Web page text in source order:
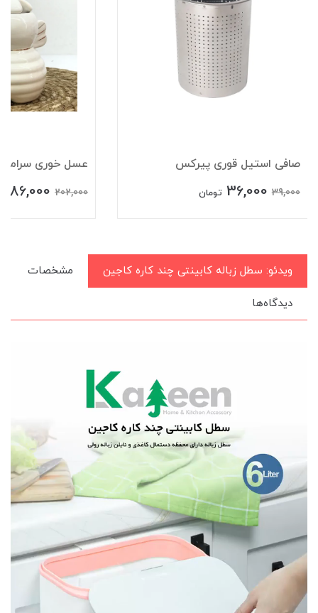
صافی استیل قوری پیرکس
39,000
36,000 تومان
عسل خوری
202,000
186,000
ویدئو: سطل زباله کابینتی چند کاره کاجین مشخصات
دیدگاه‌ها